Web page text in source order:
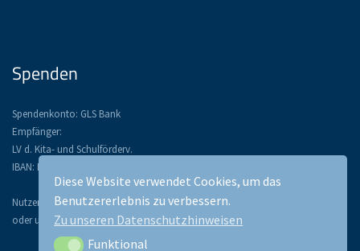
Spenden
Spendenkonto: GLS Bank
Empfänger:
LV d. Kita- und Schulförderv.
IBAN: DE52 4306 0967 1134 3367 00
Nutzen Sie PayPal: paypal@lsfb.de
oder unser Spendentool:
Diese Website verwendet Cookies, um das
Benutzererlebnis zu verbessern.
Zu unseren Datenschutzhinweisen
FunktionalFunktional